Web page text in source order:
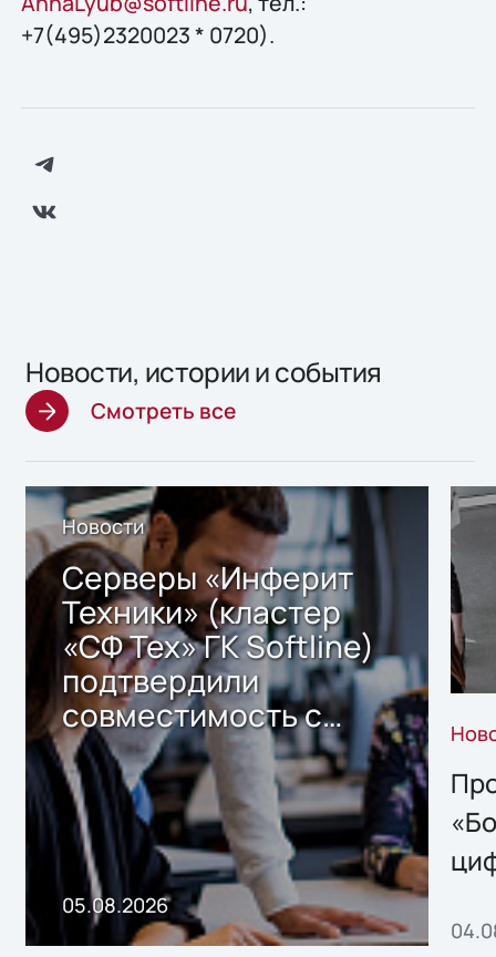
+7(495)2320023 * 0720).
Новости, истории и события
Смотреть все
Новости
Серверы «Инферит
Техники» (кластер
«СФ Тех» ГК Softline)
подтвердили
совместимость с
решением Sharx
Storage 2.x для
хранения данных
05.08.2026